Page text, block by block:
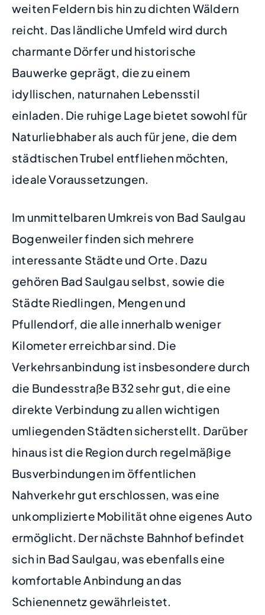
weiten Feldern bis hin zu dichten Wäldern
reicht. Das ländliche Umfeld wird durch
charmante Dörfer und historische
Bauwerke geprägt, die zu einem
idyllischen, naturnahen Lebensstil
einladen. Die ruhige Lage bietet sowohl für
Naturliebhaber als auch für jene, die dem
städtischen Trubel entfliehen möchten,
ideale Voraussetzungen.
Im unmittelbaren Umkreis von Bad Saulgau
Bogenweiler finden sich mehrere
interessante Städte und Orte. Dazu
gehören Bad Saulgau selbst, sowie die
Städte Riedlingen, Mengen und
Pfullendorf, die alle innerhalb weniger
Kilometer erreichbar sind. Die
Verkehrsanbindung ist insbesondere durch
die Bundesstraße B32 sehr gut, die eine
direkte Verbindung zu allen wichtigen
umliegenden Städten sicherstellt. Darüber
hinaus ist die Region durch regelmäßige
Busverbindungen im öffentlichen
Nahverkehr gut erschlossen, was eine
unkomplizierte Mobilität ohne eigenes Auto
ermöglicht. Der nächste Bahnhof befindet
sich in Bad Saulgau, was ebenfalls eine
komfortable Anbindung an das
Schienennetz gewährleistet.